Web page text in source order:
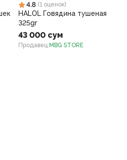
4.8 (1 оценок)
HALOL Говядина тушеная
325gr
43 000 сум
Продавец: MBG STORE